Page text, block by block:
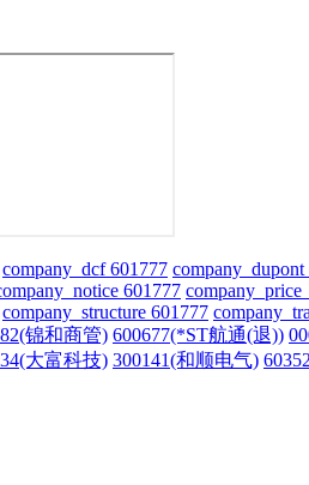
company_dcf 601777 company_dupont
601777
company_structure 601777
锦和商管) 600677(*ST航通(退))
大富科技) 300141(和顺电气)